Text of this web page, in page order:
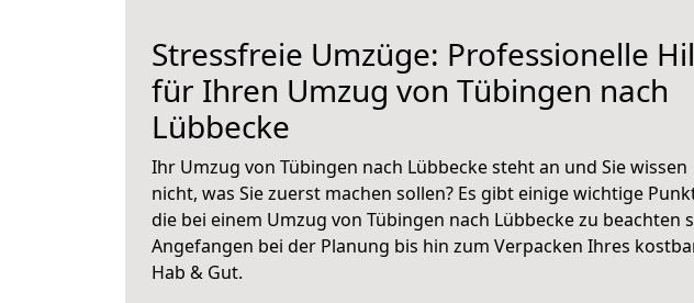
Stressfreie Umzüge: Professionelle
für Ihren Umzug von Tübingen nach
Lübbecke
Ihr Umzug von Tübingen nach Lübbecke steht an und Sie wissen
nicht, was Sie zuerst machen sollen? Es gibt einige wichtige
die bei einem Umzug von Tübingen nach Lübbecke zu beachten
Angefangen bei der Planung bis hin zum Verpacken Ihres
Hab & Gut.